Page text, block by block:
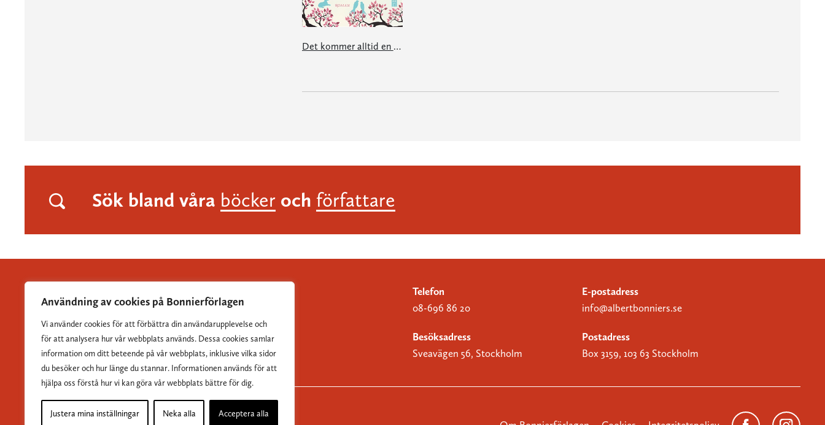
Användning av cookies på Bonnierförlagen
Vi använder cookies för att förbättra din användarupplevelse och
för att analysera hur vår webbplats används. Dessa cookies samlar
information om ditt beteende på vår webbplats, inklusive vilka sidor
du besöker och hur länge du stannar. Informationen används för att
hjälpa oss förstå hur vi kan göra vår webbplats bättre för dig.
Justera mina inställningar Neka alla Acceptera alla
Det kommer alltid en ny himmel
Sök bland våra böcker och författare
Albert Bonniers Förlag grundades 1837 och är Sveriges
största skönlitterära förlag.
Telefon
08-696 86 20
E-postadress
info@albertbonniers.se
Besöksadress
Sveavägen 56, Stockholm
Postadress
Box 3159, 103 63 Stockholm